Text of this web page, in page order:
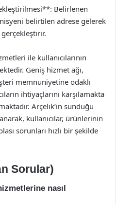
Belirlenen
belirtilen adrese gelerek
gerçekleştirir.
ile kullanıcılarının
Geniş hizmet ağı,
memnuniyetine odaklı
ihtiyaçlarını karşılamakta
Arçelik’in sunduğu
kullanıcılar, ürünlerinin
sorunları hızlı bir şekilde
Sorular)
nasıl